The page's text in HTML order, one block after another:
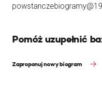
Pomóż uzupełnić
Zaproponuj nowy biogram